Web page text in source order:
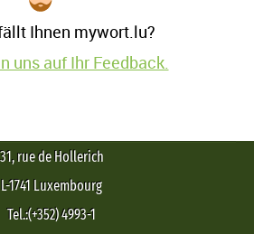
Ihnen mywort.lu?
uns auf Ihr Feedback.
31, rue de Hollerich
L-1741 Luxembourg
Tel.:(+352) 4993-1